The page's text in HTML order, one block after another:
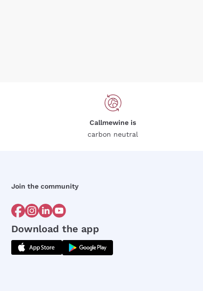
Callmewine is
carbon neutral
Join the community
Download the app